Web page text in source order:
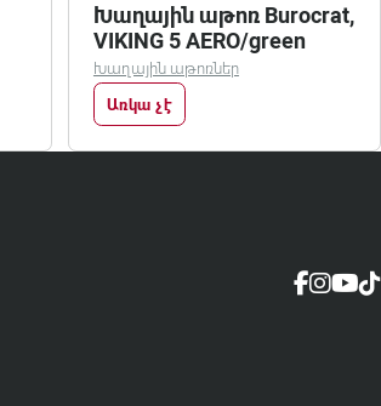
Խաղային աթոռ Burocrat,
VIKING 5 AERO/green
Խաղային աթոռներ
Առկա չէ